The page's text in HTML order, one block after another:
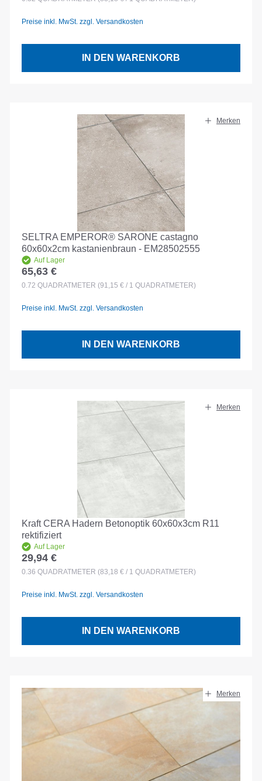
Preise inkl. MwSt. zzgl. Versandkosten
IN DEN WARENKORB
Merken
SELTRA EMPEROR® SARONE castagno
60x60x2cm kastanienbraun - EM28502555
Auf Lager
Regulärer Preis:
65,63 €
0.72 QUADRATMETER (91,15 € / 1 QUADRATMETER)
Preise inkl. MwSt. zzgl. Versandkosten
IN DEN WARENKORB
Merken
Kraft CERA Hadern Betonoptik 60x60x3cm R11
rektifiziert
Auf Lager
Regulärer Preis:
29,94 €
0.36 QUADRATMETER (83,18 € / 1 QUADRATMETER)
Preise inkl. MwSt. zzgl. Versandkosten
IN DEN WARENKORB
Merken